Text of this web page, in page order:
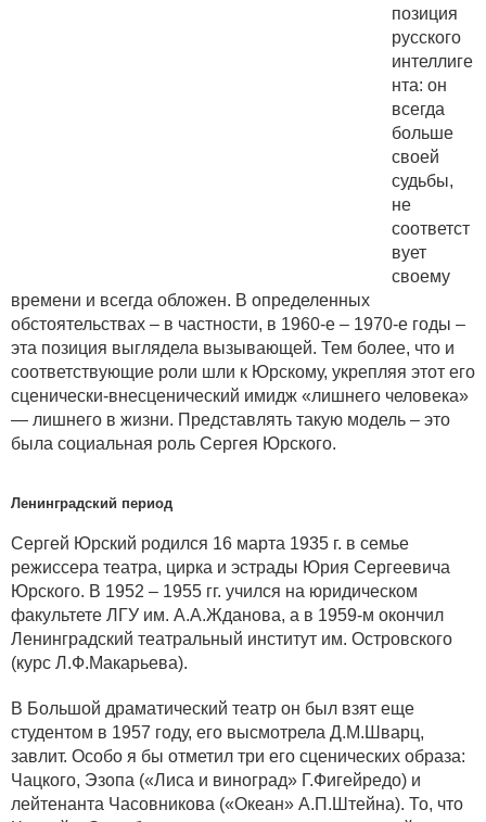
позиция
русского
интеллиге
нта: он
всегда
больше
своей
судьбы,
не
соответст
вует
своему
времени и всегда обложен. В определенных
обстоятельствах – в частности, в 1960-е – 1970-е годы –
эта позиция выглядела вызывающей. Тем более, что и
соответствующие роли шли к Юрскому, укрепляя этот его
сценически-внесценический имидж «лишнего человека»
— лишнего в жизни. Представлять такую модель – это
была социальная роль Сергея Юрского.
Ленинградский период
Сергей Юрский родился 16 марта 1935 г. в семье
режиссера театра, цирка и эстрады Юрия Сергеевича
Юрского. В 1952 – 1955 гг. учился на юридическом
факультете ЛГУ им. А.А.Жданова, а в 1959-м окончил
Ленинградский театральный институт им. Островского
(курс Л.Ф.Макарьева).
В Большой драматический театр он был взят еще
студентом в 1957 году, его высмотрела Д.М.Шварц,
завлит. Особо я бы отметил три его сценических образа:
Чацкого, Эзопа («Лиса и виноград» Г.Фигейредо) и
лейтенанта Часовникова («Океан» А.П.Штейна). То, что